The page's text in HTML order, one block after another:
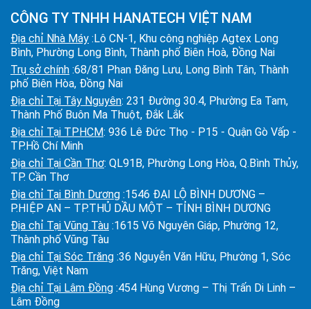
CÔNG TY TNHH HANATECH VIỆT NAM
Địa chỉ Nhà Máy :Lô CN-1, Khu công nghiệp Agtex Long
Bình, Phường Long Bình, Thành phố Biên Hoà, Đồng Nai
Trụ sở chính :68/81 Phan Đăng Lưu, Long Bình Tân, Thành
phố Biên Hòa, Đồng Nai
Địa chỉ Tại Tây Nguyên: 231 Đường 30.4, Phường Ea Tam,
Thành Phố Buôn Ma Thuột, Đắk Lắk
Địa chỉ Tại TPHCM: 936 Lê Đức Thọ - P15 - Quận Gò Vấp -
TP.Hồ Chí Minh
Địa chỉ Tại Cần Thơ: QL91B, Phường Long Hòa, Q.Bình Thủy,
TP. Cần Thơ
Địa chỉ Tại Bình Dương :1546 ĐẠI LỘ BÌNH DƯƠNG –
P.HIỆP AN – TP.THỦ DẦU MỘT – TỈNH BÌNH DƯƠNG
Địa chỉ Tại Vũng Tàu :1615 Võ Nguyên Giáp, Phường 12,
Thành phố Vũng Tàu
Địa chỉ Tại Sóc Trăng :36 Nguyễn Văn Hữu, Phường 1, Sóc
Trăng, Việt Nam
Địa chỉ Tại Lâm Đồng :454 Hùng Vương – Thị Trấn Di Linh –
Lâm Đồng